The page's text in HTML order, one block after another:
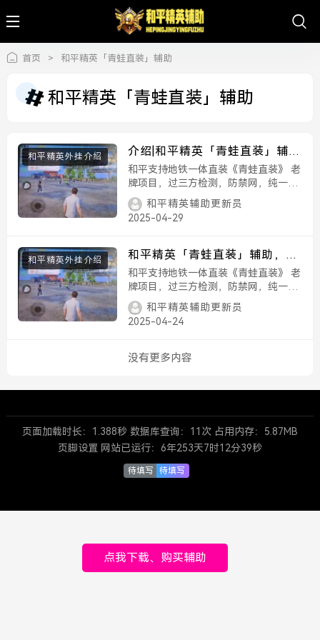
首页 > 和平精英「青蛙直装」辅助
和平精英「青蛙直装」辅助
和平精英外挂介绍
介绍|和平精英「青蛙直装」辅
助，支持地铁
和平支持地铁一体直装《青蛙直装》 老
牌项目，过三方检测，防禁网，纯一体
直装。 人物绘制 | 人物方框 人物射线 |
人物信息 人物骨骼 | 人物血量 预判自
瞄，扫车打鸟，智能判断，...
和平精英辅助更新员
2025-04-29
和平精英外挂介绍
和平精英「青蛙直装」辅助，支
持地铁
和平支持地铁一体直装《青蛙直装》 老
牌项目，过三方检测，防禁网，纯一体
直装。 人物绘制 | 人物方框 人物射线 |
人物信息 人物骨骼 | 人物血量 预判自
瞄，扫车打鸟，智能判断，...
和平精英辅助更新员
2025-04-24
没有更多内容
点我下载、购买辅助
页面加载时长：1.388秒 数据库查询：11次 占用内存：5.87MB
页脚设置 网站已运行： 6年253天7时12分39秒
待填写 待填写